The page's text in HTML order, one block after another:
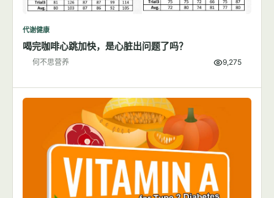
代谢健康
喝完咖啡心跳加快，是心脏出问题了吗？
何不思营养 9,275